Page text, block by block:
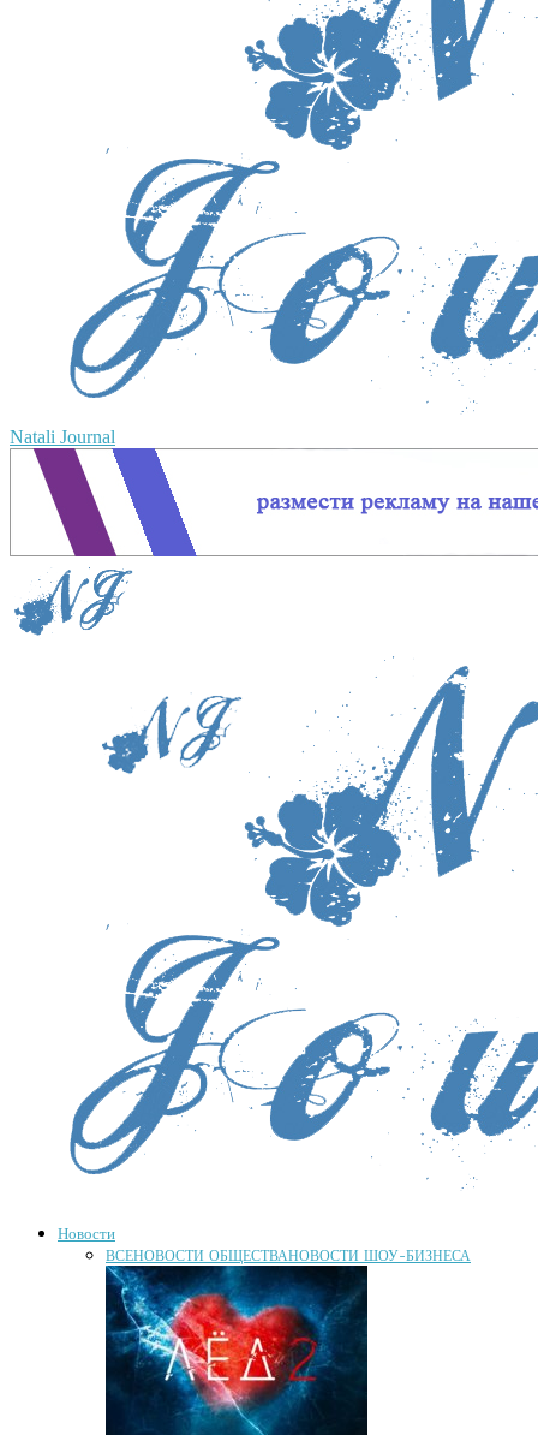
Natali Journal
Новости
ВСЕНОВОСТИ ОБЩЕСТВАНОВОСТИ ШОУ-БИЗНЕСА